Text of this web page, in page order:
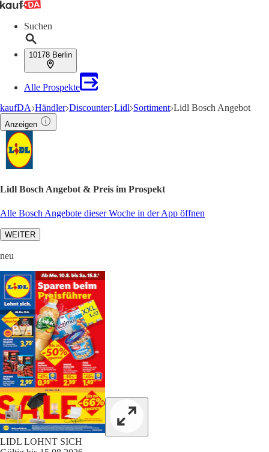
Suchen
10178 Berlin
Alle Prospekte
kaufDA Händler Discounter Lidl Sortiment Lidl Bosch Angebot
Anzeigen
Lidl Bosch Angebot & Preis im Prospekt
Alle Bosch Angebote dieser Woche in der App öffnen
WEITER
neu
LIDL LOHNT SICH